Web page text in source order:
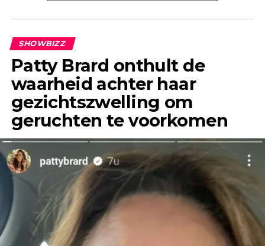
geruchten al jaren geleden de ronde deden.
“Het enige wat ik jaren geleden, toen ik Jeroen
nog helemaal niet kende, wel eens had gehoord,
SHOWBIZZ
Patty Brard onthult de
waarheid achter haar
gezichtszwelling om
geruchten te voorkomen